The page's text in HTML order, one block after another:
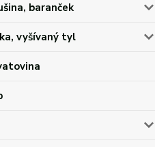
baranček
vyšívaný tyl